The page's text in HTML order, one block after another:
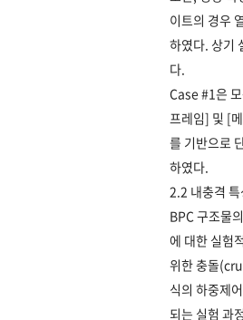
이트의 경우
하였다. 상기
다.
Case #1은
프레임] 및 [
를 기반으로
하였다.
2.2 내충격 특
BPC 구조물
에 대한 실험
위한 충돌
식의 하중제
되는 실험 과